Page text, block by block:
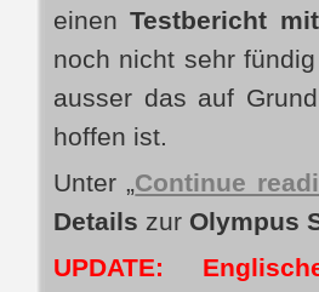
einen Testbericht
noch nicht sehr
ausser das auf
hoffen ist.
Unter „Continue
Details zur Olympus
UPDATE: